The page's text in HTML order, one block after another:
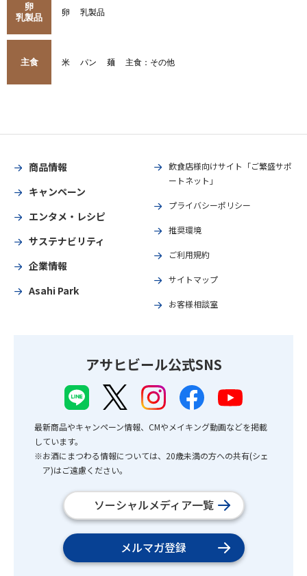
卵
乳製品
卵 乳製品
主食 米 パン 麺 主食：その他
商品情報
キャンペーン
エンタメ・レシピ
サステナビリティ
企業情報
Asahi Park
飲食店様向けサイト「ご繁盛サポ
ートネット」
プライバシーポリシー
推奨環境
ご利用規約
サイトマップ
お客様相談室
アサヒビール公式SNS
最新商品やキャンペーン情報、CMやメイキング動画などを掲載
しています。
※お酒にまつわる情報については、20歳未満の方への共有(シェ
ア)はご遠慮ください。
ソーシャルメディア一覧
メルマガ登録